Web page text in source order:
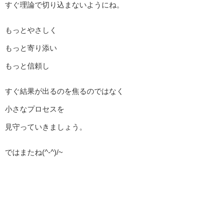
すぐ理論で切り込まないようにね。
もっとやさしく
もっと寄り添い
もっと信頼し
すぐ結果が出るのを焦るのではなく
小さなプロセスを
見守っていきましょう。
ではまたね(^-^)/~